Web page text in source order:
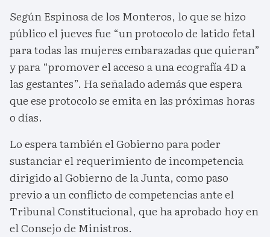
Según Espinosa de los Monteros, lo que se hizo
público el jueves fue “un protocolo de latido fetal
para todas las mujeres embarazadas que quieran”
y para “promover el acceso a una ecografía 4D a
las gestantes”. Ha señalado además que espera
que ese protocolo se emita en las próximas horas
o días.
Lo espera también el Gobierno para poder
sustanciar el requerimiento de incompetencia
dirigido al Gobierno de la Junta, como paso
previo a un conflicto de competencias ante el
Tribunal Constitucional, que ha aprobado hoy en
el Consejo de Ministros.